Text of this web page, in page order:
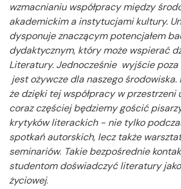
wzmacnianiu współpracy między
akademickim a instytucjami kultury.
dysponuje znaczącym potencjałem
dydaktycznym, który może wspierać
Literatury. Jednocześnie wyjście
jest ożywcze dla naszego środowiska.
że dzięki tej współpracy w
coraz częściej będziemy gościć
krytyków literackich - nie tylko
spotkań autorskich, lecz także
seminariów. Takie bezpośrednie
studentom doświadczyć literatury
życiowej.